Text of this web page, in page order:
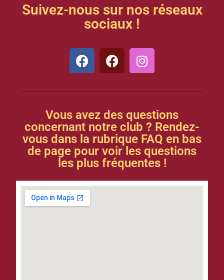
Suivez-nous sur nos réseaux
sociaux !
Vous avez des questions
concernant notre club ? Rendez-
vous dans la rubrique FAQ en bas
de page pour voir les questions
les plus fréquentes !